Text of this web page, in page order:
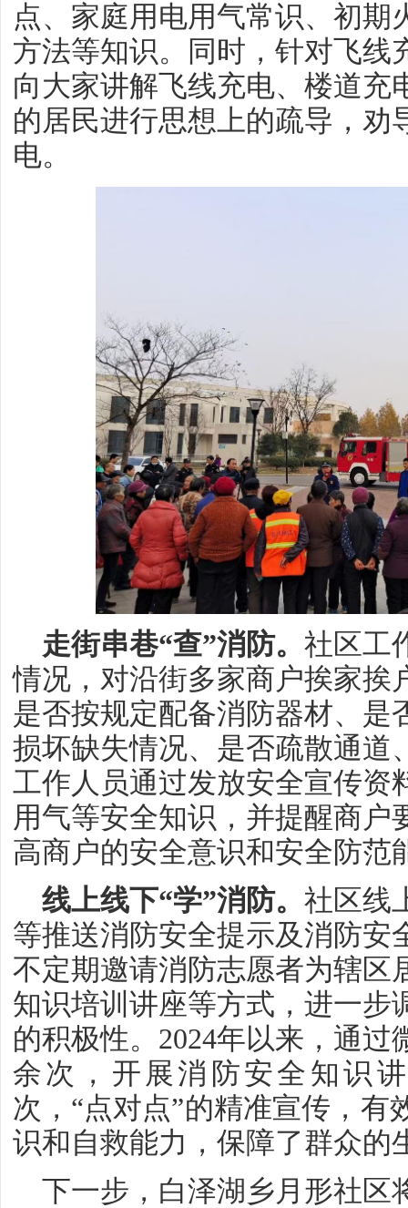
点、家庭用电用气常识、初期
方法等知识。同时，针对飞线
向大家讲解飞线充电、楼道充
的居民进行思想上的疏导，劝
电。
走街串巷“查”消防。 社区工
情况，对沿街多家商户挨家挨
是否按规定配备消防器材、是
损坏缺失情况、是否疏散通
工作人员通过发放安全宣传资
用气等安全知识，并提醒商户
高商户的安全意识和安全防范
线上线下“学”消防。 社区线
等推送消防安全提示及消防安
不定期邀请消防志愿者为辖区
知识培训讲座等方式，进一步
的积极性。2024年以来，通过
余次，开展消防安全知识
次，“点对点”的精准宣传，有
识和自救能力，保障了群众的
下一步，白泽湖乡月形社区